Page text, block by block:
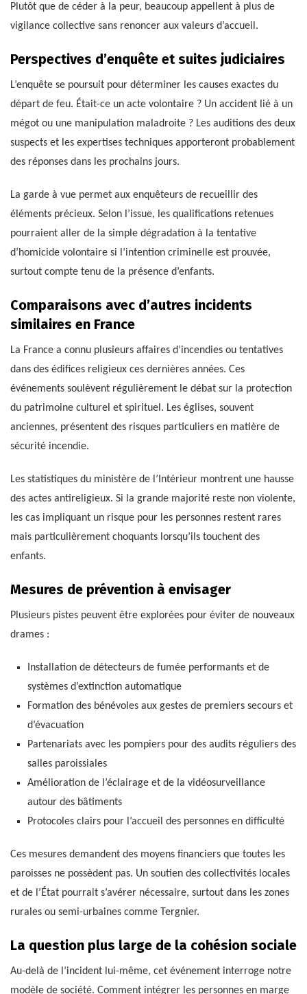
Plutôt que de céder à la peur, beaucoup appellent à plus de
vigilance collective sans renoncer aux valeurs d’accueil.
Perspectives d’enquête et suites judiciaires
L’enquête se poursuit pour déterminer les causes exactes du
départ de feu. Était-ce un acte volontaire ? Un accident lié à un
mégot ou une manipulation maladroite ? Les auditions des deux
suspects et les expertises techniques apporteront probablement
des réponses dans les prochains jours.
La garde à vue permet aux enquêteurs de recueillir des
éléments précieux. Selon l’issue, les qualifications retenues
pourraient aller de la simple dégradation à la tentative
d’homicide volontaire si l’intention criminelle est prouvée,
surtout compte tenu de la présence d’enfants.
Comparaisons avec d’autres incidents
similaires en France
La France a connu plusieurs affaires d’incendies ou tentatives
dans des édifices religieux ces dernières années. Ces
événements soulèvent régulièrement le débat sur la protection
du patrimoine culturel et spirituel. Les églises, souvent
anciennes, présentent des risques particuliers en matière de
sécurité incendie.
Les statistiques du ministère de l’Intérieur montrent une hausse
des actes antireligieux. Si la grande majorité reste non violente,
les cas impliquant un risque pour les personnes restent rares
mais particulièrement choquants lorsqu’ils touchent des
enfants.
Mesures de prévention à envisager
Plusieurs pistes peuvent être explorées pour éviter de nouveaux
drames :
Installation de détecteurs de fumée performants et de
systèmes d’extinction automatique
Formation des bénévoles aux gestes de premiers secours et
d’évacuation
Partenariats avec les pompiers pour des audits réguliers des
salles paroissiales
Amélioration de l’éclairage et de la vidéosurveillance
autour des bâtiments
Protocoles clairs pour l’accueil des personnes en difficulté
Ces mesures demandent des moyens financiers que toutes les
paroisses ne possèdent pas. Un soutien des collectivités locales
et de l’État pourrait s’avérer nécessaire, surtout dans les zones
rurales ou semi-urbaines comme Tergnier.
La question plus large de la cohésion sociale
Au-delà de l’incident lui-même, cet événement interroge notre
modèle de société. Comment intégrer les personnes en marge